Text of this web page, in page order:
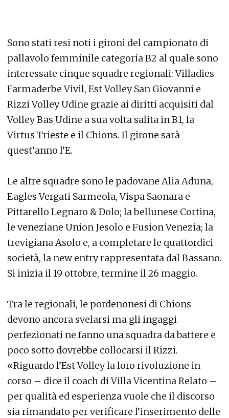
Sono stati resi noti i gironi del campionato di
pallavolo femminile categoria B2 al quale sono
interessate cinque squadre regionali: Villadies
Farmaderbe Vivil, Est Volley San Giovanni e
Rizzi Volley Udine grazie ai diritti acquisiti dal
Volley Bas Udine a sua volta salita in B1, la
Virtus Trieste e il Chions. Il girone sarà
quest’anno l’E.
Le altre squadre sono le padovane Alia Aduna,
Eagles Vergati Sarmeola, Vispa Saonara e
Pittarello Legnaro & Dolo; la bellunese Cortina,
le veneziane Union Jesolo e Fusion Venezia; la
trevigiana Asolo e, a completare le quattordici
società, la new entry rappresentata dal Bassano.
Si inizia il 19 ottobre, termine il 26 maggio.
Tra le regionali, le pordenonesi di Chions
devono ancora svelarsi ma gli ingaggi
perfezionati ne fanno una squadra da battere e
poco sotto dovrebbe collocarsi il Rizzi.
«Riguardo l’Est Volley la loro rivoluzione in
corso – dice il coach di Villa Vicentina Relato –
per qualità ed esperienza vuole che il discorso
sia rimandato per verificare l’inserimento delle